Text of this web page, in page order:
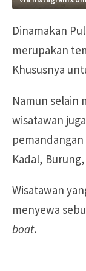
Dinamakan
merupakan
Khususnya
Namun selain
wisatawan
Kadal,
Wisatawan
menyewa
boat.